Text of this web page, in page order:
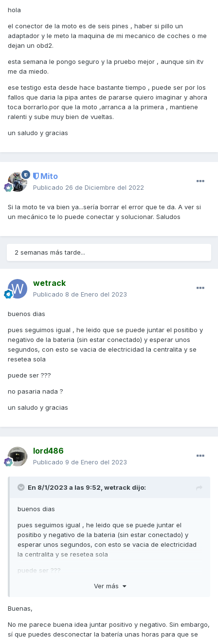
hola
el conector de la moto es de seis pines , haber si pillo un
adaptador y le meto la maquina de mi mecanico de coches o me
dejan un obd2.
esta semana le pongo seguro y la pruebo mejor , aunque sin itv
me da miedo.
ese testigo esta desde hace bastante tiempo , puede ser por los
fallos que daria la pipa antes de pararse quiero imaginar y ahora
toca borrarlo.por que la moto ,arranca a la primera , mantiene
ralenti y sube muy bien de vueltas.
un saludo y gracias
Mito
Publicado 26 de Diciembre del 2022
Si la moto te va bien ya...sería borrar el error que te da. A ver si
un mecánico te lo puede conectar y solucionar. Saludos
2 semanas más tarde...
wetrack
Publicado 8 de Enero del 2023
buenos dias
pues seguimos igual , he leido que se puede juntar el positibo y
negativo de la bateria (sin estar conectado) y esperar unos
segundos, con esto se vacia de electricidad la centralita y se
resetea sola
puede ser ???
no pasaria nada ?
un saludo y gracias
lord486
Publicado 9 de Enero del 2023
En 8/1/2023 a las 9:52, wetrack dijo:
buenos dias
pues seguimos igual , he leido que se puede juntar el
positibo y negativo de la bateria (sin estar conectado) y
esperar unos segundos, con esto se vacia de electricidad
la centralita y se resetea sola
puede ser ???
Ver más
Buenas,
No me parece buena idea juntar positivo y negativo. Sin embargo,
sí que puedes desconectar la batería unas horas para que se